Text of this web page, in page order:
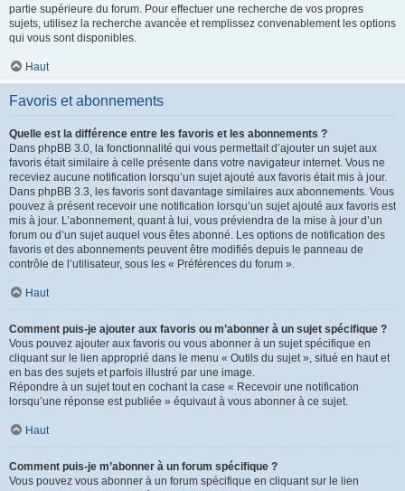
partie supérieure du forum. Pour effectuer une recherche de vos propres
sujets, utilisez la recherche avancée et remplissez convenablement les options
qui vous sont disponibles.
Haut
Favoris et abonnements
Quelle est la différence entre les favoris et les abonnements ?
Dans phpBB 3.0, la fonctionnalité qui vous permettait d’ajouter un sujet aux
favoris était similaire à celle présente dans votre navigateur internet. Vous ne
receviez aucune notification lorsqu’un sujet ajouté aux favoris était mis à jour.
Dans phpBB 3.3, les favoris sont davantage similaires aux abonnements. Vous
pouvez à présent recevoir une notification lorsqu’un sujet ajouté aux favoris est
mis à jour. L’abonnement, quant à lui, vous préviendra de la mise à jour d’un
forum ou d’un sujet auquel vous êtes abonné. Les options de notification des
favoris et des abonnements peuvent être modifiés depuis le panneau de
contrôle de l’utilisateur, sous les « Préférences du forum ».
Haut
Comment puis-je ajouter aux favoris ou m’abonner à un sujet spécifique ?
Vous pouvez ajouter aux favoris ou vous abonner à un sujet spécifique en
cliquant sur le lien approprié dans le menu « Outils du sujet », situé en haut et
en bas des sujets et parfois illustré par une image.
Répondre à un sujet tout en cochant la case « Recevoir une notification
lorsqu’une réponse est publiée » équivaut à vous abonner à ce sujet.
Haut
Comment puis-je m’abonner à un forum spécifique ?
Vous pouvez vous abonner à un forum spécifique en cliquant sur le lien